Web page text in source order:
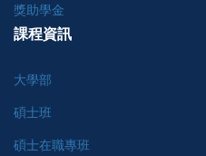
獎助學金
課程資訊
大學部
碩士班
碩士在職專班